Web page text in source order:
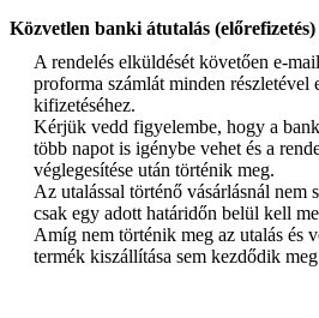
Közvetlen banki átutalás (előrefizetés)
A rendelés elküldését követően e-
proforma számlát minden részletével
kifizetéséhez.
Kérjük vedd figyelembe, hogy a
több napot is igénybe vehet és a
véglegesítése után történik meg.
Az utalással történő vásárlásnál nem
csak egy adott határidőn belül kell
Amíg nem történik meg az utalás és
termék kiszállítása sem kezdődik